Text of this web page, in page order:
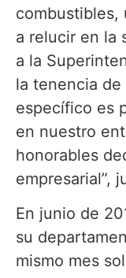
combustibles,
a relucir en la
a la
la tenencia de
específico es
en nuestro
honorables
empresarial”,
En junio de
su
mismo mes